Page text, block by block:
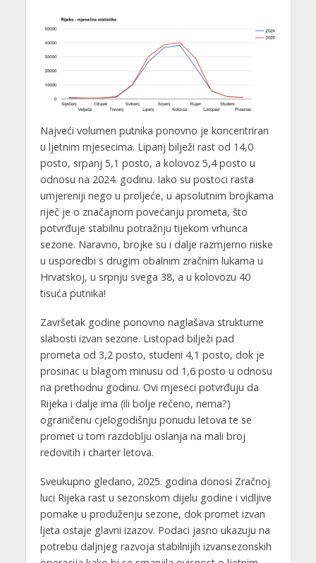
Najveći volumen putnika ponovno je koncentriran
u ljetnim mjesecima. Lipanj bilježi rast od 14,0
posto, srpanj 5,1 posto, a kolovoz 5,4 posto u
odnosu na 2024. godinu. Iako su postoci rasta
umjereniji nego u proljeće, u apsolutnim brojkama
riječ je o značajnom povećanju prometa, što
potvrđuje stabilnu potražnju tijekom vrhunca
sezone. Naravno, brojke su i dalje razmjerno niske
u usporedbi s drugim obalnim zračnim lukama u
Hrvatskoj, u srpnju svega 38, a u kolovozu 40
tisuća putnika!
Završetak godine ponovno naglašava strukturne
slabosti izvan sezone. Listopad bilježi pad
prometa od 3,2 posto, studeni 4,1 posto, dok je
prosinac u blagom minusu od 1,6 posto u odnosu
na prethodnu godinu. Ovi mjeseci potvrđuju da
Rijeka i dalje ima (ili bolje rečeno, nema?)
ograničenu cjelogodišnju ponudu letova te se
promet u tom razdoblju oslanja na mali broj
redovitih i charter letova.
Sveukupno gledano, 2025. godina donosi Zračnoj
luci Rijeka rast u sezonskom dijelu godine i vidljive
pomake u produženju sezone, dok promet izvan
ljeta ostaje glavni izazov. Podaci jasno ukazuju na
potrebu daljnjeg razvoja stabilnijih izvansezonskih